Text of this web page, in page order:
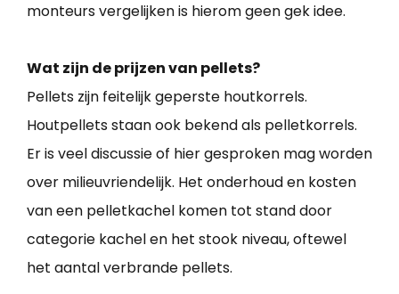
monteurs vergelijken is hierom geen gek idee.
Wat zijn de prijzen van pellets?
Pellets zijn feitelijk geperste houtkorrels.
Houtpellets staan ook bekend als pelletkorrels.
Er is veel discussie of hier gesproken mag worden
over milieuvriendelijk. Het onderhoud en kosten
van een pelletkachel komen tot stand door
categorie kachel en het stook niveau, oftewel
het aantal verbrande pellets.